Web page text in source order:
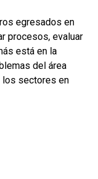
egresados en
procesos, evaluar
está en la
del área
los sectores en